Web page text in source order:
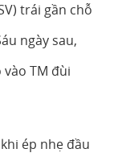
trái gần chỗ
ngày sau,
TM đùi
ép nhẹ đầu